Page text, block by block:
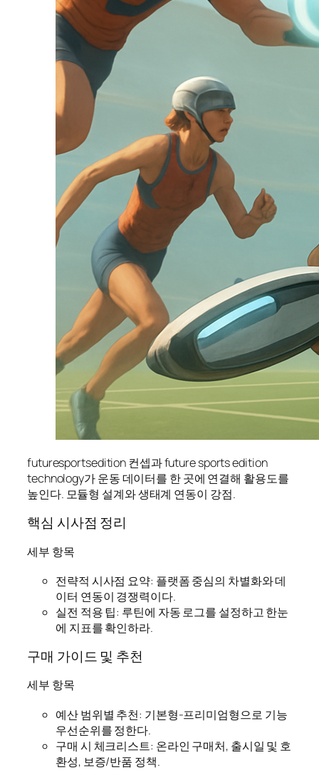
futuresportsedition 컨셉과 future sports edition
technology가 운동 데이터를 한 곳에 연결해 활용도를
높인다. 모듈형 설계와 생태계 연동이 강점.
핵심 시사점 정리
세부 항목
전략적 시사점 요약: 플랫폼 중심의 차별화와 데
이터 연동이 경쟁력이다.
실전 적용 팁: 루틴에 자동 로그를 설정하고 한눈
에 지표를 확인하라.
구매 가이드 및 추천
세부 항목
예산 범위별 추천: 기본형-프리미엄형으로 기능
우선순위를 정한다.
구매 시 체크리스트: 온라인 구매처, 출시일 및 호
환성, 보증/반품 정책.